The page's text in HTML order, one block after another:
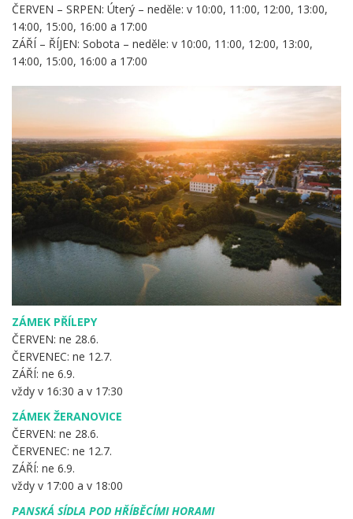
ČERVEN – SRPEN: Úterý – neděle: v 10:00, 11:00, 12:00, 13:00,
14:00, 15:00, 16:00 a 17:00
ZÁŘÍ – ŘÍJEN: Sobota – neděle: v 10:00, 11:00, 12:00, 13:00,
14:00, 15:00, 16:00 a 17:00
ZÁMEK PŘÍLEPY
ČERVEN: ne 28.6.
ČERVENEC: ne 12.7.
ZÁŘÍ: ne 6.9.
vždy v 16:30 a v 17:30
ZÁMEK ŽERANOVICE
ČERVEN: ne 28.6.
ČERVENEC: ne 12.7.
ZÁŘÍ: ne 6.9.
vždy v 17:00 a v 18:00
PANSKÁ SÍDLA POD HŘÍBĚCÍMI HORAMI